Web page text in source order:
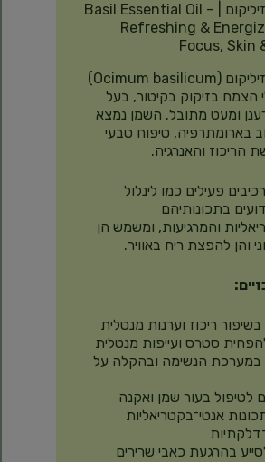
שמן אתרי בזיליקום | Basil Essential Oil –
Refreshing &
Focus, Skin
שמן אתרי בזיליקום (Ocimum basilicum)
הצמח בזיקוק בקיטור, בעל
רענן ומעט מתובל. השמן נמצא
בארומתרפיה, טיפוח טבעי
הריכוז והאנרגיה.
פעילים כמו לינלול
בתכונותיהם
והמרגיעות, ומשמש הן
והן להפצת ריח באוויר.
ריכוז וערנות מנטלית
סטרס ועייפות מנטלית
במערכת הנשימה ובהקלה על
לטיפול בעור שמן ואקנה
אנטי־בקטריאליות
בהרגעת כאבי שרירים